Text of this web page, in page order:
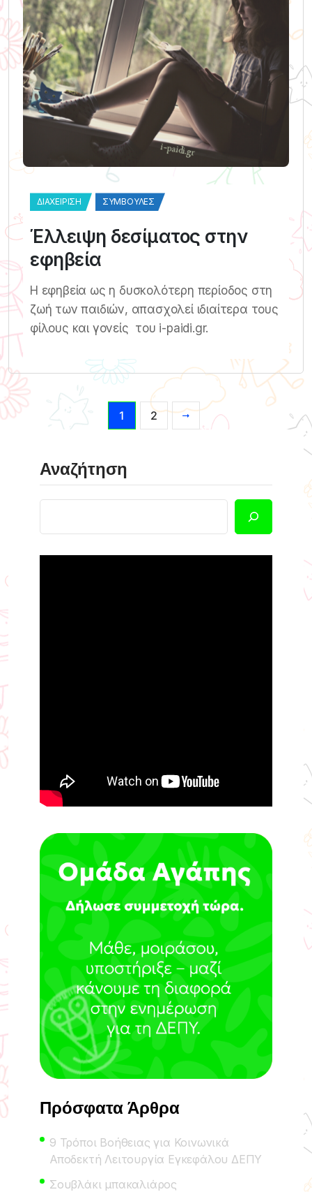
ΔΙΑΧΕΊΡΙΣΗ ΣΥΜΒΟΥΛΈΣ
Έλλειψη δεσίματος στην
εφηβεία
Η εφηβεία ως η δυσκολότερη περίοδος στη
ζωή των παιδιών, απασχολεί ιδιαίτερα τους
φίλους και γονείς του i-paidi.gr.
1 2
Αναζήτηση
Πρόσφατα Άρθρα
9 Τρόποι Βοήθειας για Κοινωνικά
Αποδεκτή Λειτουργία Εγκεφάλου ΔΕΠΥ
Σουβλάκι μπακαλιάρος